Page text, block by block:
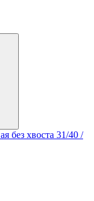
без хвоста 31/40 /